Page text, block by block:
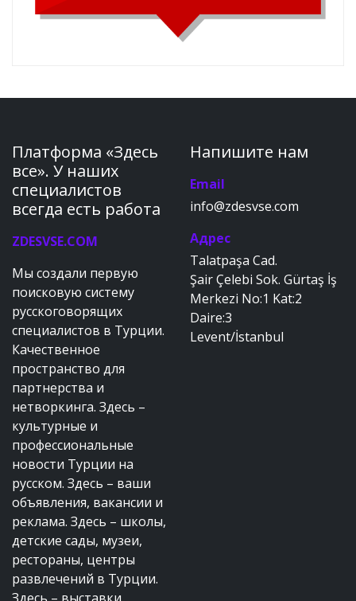
Платформа «Здесь
все». У наших
специалистов
всегда есть работа
ZDESVSE.COM
Мы создали первую
поисковую систему
русскоговорящих
специалистов в Турции.
Качественное
пространство для
партнерства и
нетворкинга. Здесь –
культурные и
профессиональные
новости Турции на
русском. Здесь – ваши
объявления, вакансии и
реклама. Здесь – школы,
детские сады, музеи,
рестораны, центры
развлечений в Турции.
Напишите нам
Email
info@zdesvse.com
Адрес
Talatpaşa Cad.
Şair Çelebi Sok. Gürtaş İş
Merkezi No:1 Kat:2
Daire:3
Levent/İstanbul